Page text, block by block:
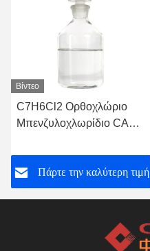
Βίντεο
C7H6Cl2 Ορθοχλώριο
Μπενζυλοχλωρίδιο CAS
Πάρτε την καλύτερη τιμή